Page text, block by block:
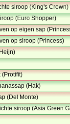
siroop (King's Crown)
(Euro Shopper)
op eigen sap
op siroop (Princess)
(Protifit)
(Hak)
(Del Monte)
siroop (Asia Green